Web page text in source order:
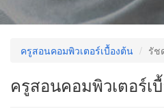
ครูสอนคอมพิวเตอร์เบื้องต้น รัช
ครูสอนคอมพิวเตอร์เ